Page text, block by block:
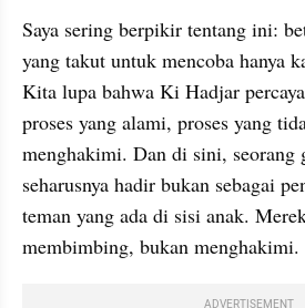
Saya sering berpikir tentang ini:
yang takut untuk mencoba hanya
Kita lupa bahwa Ki Hadjar
proses yang alami, proses yang
menghakimi. Dan di sini, seorang
seharusnya hadir bukan sebagai
teman yang ada di sisi anak.
membimbing, bukan menghakimi.
ADVERTISEMENT